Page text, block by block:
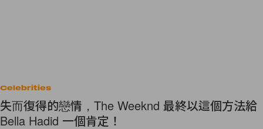
失而復得的戀情，The Weeknd 最終以這個方法給
Bella Hadid 一個肯定！
近幾個月一直傳出 Bella Hadid 跟 The Weeknd 復合的消息，但大部份